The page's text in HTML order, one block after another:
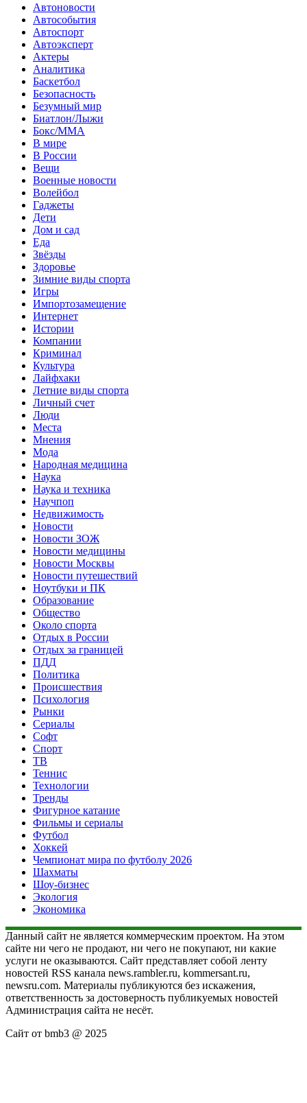
Автоновости
Автособытия
Автоспорт
Автоэксперт
Актеры
Аналитика
Баскетбол
Безопасность
Безумный мир
Биатлон/Лыжи
Бокс/MMA
В мире
В России
Вещи
Военные новости
Волейбол
Гаджеты
Дети
Дом и сад
Еда
Звёзды
Здоровье
Зимние виды спорта
Игры
Импортозамещение
Интернет
Истории
Компании
Криминал
Культура
Лайфхаки
Летние виды спорта
Личный счет
Люди
Места
Мнения
Мода
Народная медицина
Наука
Наука и техника
Научпоп
Недвижимость
Новости
Новости ЗОЖ
Новости медицины
Новости Москвы
Новости путешествий
Ноутбуки и ПК
Образование
Общество
Около спорта
Отдых в России
Отдых за границей
ПДД
Политика
Происшествия
Психология
Рынки
Сериалы
Софт
Спорт
ТВ
Теннис
Технологии
Тренды
Фигурное катание
Фильмы и сериалы
Футбол
Хоккей
Чемпионат мира по футболу 2026
Шахматы
Шоу-бизнес
Экология
Экономика
Данный сайт не является коммерческим проектом. На этом
сайте ни чего не продают, ни чего не покупают, ни какие
услуги не оказываются. Сайт представляет собой ленту
новостей RSS канала news.rambler.ru, kommersant.ru,
newsru.com. Материалы публикуются без искажения,
ответственность за достоверность публикуемых новостей
Администрация сайта не несёт.
Сайт от bmb3 @ 2025